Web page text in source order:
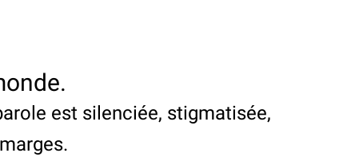
est silenciée, stigmatisée,